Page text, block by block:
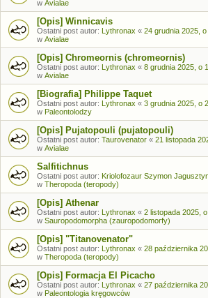
w Avialae
[Opis] Winnicavis
Ostatni post autor: Lythronax « 24 grudnia 2025,
w Avialae
[Opis] Chromeornis (chromeornis)
Ostatni post autor: Lythronax « 8 grudnia 2025, o
w Avialae
[Biografia] Philippe Taquet
Ostatni post autor: Lythronax « 3 grudnia 2025, o
w Paleontolodzy
[Opis] Pujatopouli (pujatopouli)
Ostatni post autor: Taurovenator « 21 listopada
w Avialae
Salfitichnus
Ostatni post autor: Kriolofozaur Szymon
w Theropoda (teropody)
[Opis] Athenar
Ostatni post autor: Lythronax « 2 listopada 2025,
w Sauropodomorpha (zauropodomorfy)
[Opis] "Titanovenator"
Ostatni post autor: Lythronax « 28 października
w Theropoda (teropody)
[Opis] Formacja El Picacho
Ostatni post autor: Lythronax « 27 października
w Paleontologia kręgowców